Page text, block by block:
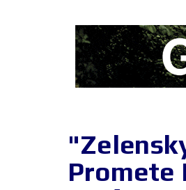
Promete